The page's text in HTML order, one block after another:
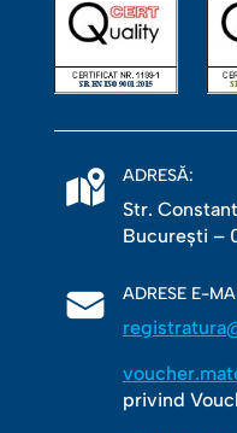
ADRESĂ:
Str.
Bucureşti –
ADRESE E-
privind